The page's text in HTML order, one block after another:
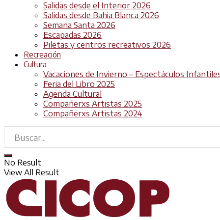
Salidas desde el Interior 2026
Salidas desde Bahia Blanca 2026
Semana Santa 2026
Escapadas 2026
Piletas y centros recreativos 2026
Recreación
Cultura
Vacaciones de Invierno – Espectáculos
Feria del Libro 2025
Agenda Cultural
Compañerxs Artistas 2025
Compañerxs Artistas 2024
No Result
View All Result